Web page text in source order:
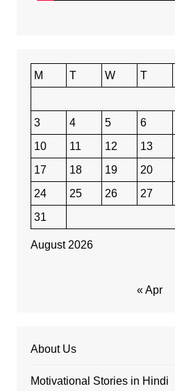
August 2026
M T W T
3
4 5 6
10
11 12 13
17
18 19 20
24
25 26 27
31
« Apr
About Us
Motivational Stories in Hindi